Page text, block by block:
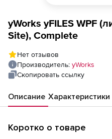
yWorks yFILES WPF
Site), Complete
Нет отзывов
Производитель: yWorks
Скопировать ссылку
Описание Характеристики
Коротко о товаре